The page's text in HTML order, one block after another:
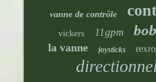
vanne de contrôle
vickers 11gpm
la vanne joysticks